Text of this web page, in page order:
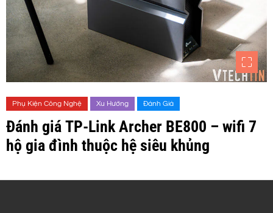
Phụ Kiện Công Nghệ Xu Hướng Đánh Giá
Đánh giá TP-Link Archer BE800 – wifi 7
hộ gia đình thuộc hệ siêu khủng